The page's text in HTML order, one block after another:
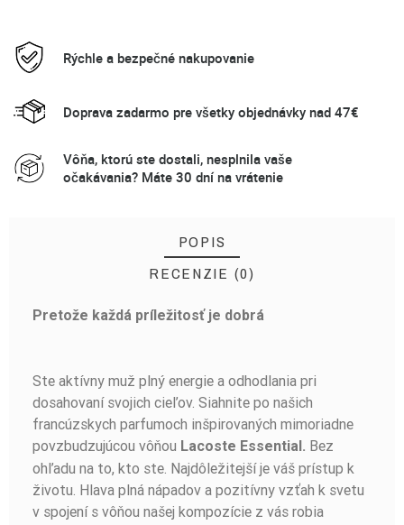
Rýchle a bezpečné nakupovanie
Doprava zadarmo pre všetky objednávky nad 47€
Vôňa, ktorú ste dostali, nesplnila vaše
očakávania? Máte 30 dní na vrátenie
POPIS
RECENZIE (0)
Pretože každá príležitosť je dobrá
Ste aktívny muž plný energie a odhodlania pri
dosahovaní svojich cieľov. Siahnite po našich
francúzskych parfumoch inšpirovaných mimoriadne
povzbudzujúcou vôňou Lacoste Essential. Bez
ohľadu na to, kto ste. Najdôležitejší je váš prístup k
životu. Hlava plná nápadov a pozitívny vzťah k svetu
v spojení s vôňou našej kompozície z vás robia
BUĎTE PRVÝ, KTO NAPÍŠE RECENZIU!